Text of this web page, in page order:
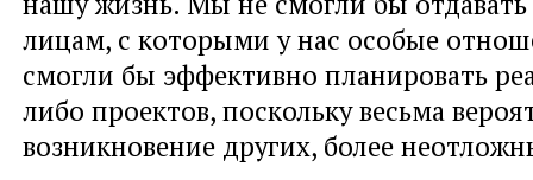
лицам, с которыми у нас особые
смогли бы эффективно планировать
либо проектов, поскольку весьма
возникновение других, более